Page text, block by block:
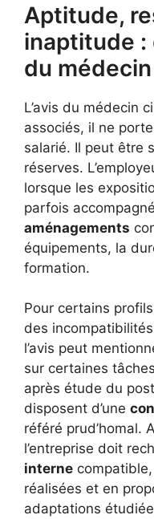
Aptitude,
inaptitude :
du
L’avis du médecin
associés, il ne
salarié. Il peut être
réserves.
lorsque les
parfois
aménagements
équipements, la
formation.
Pour certains
des
l’avis peut
sur certaines
après étude du
disposent d’une
référé prud’homal.
l’entreprise doit
interne
réalisées et en
adaptations